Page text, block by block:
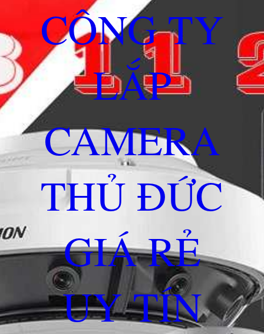
CÔNG TY
LẮP
CAMERA
THỦ ĐỨC
GIÁ RẺ
UY TÍN